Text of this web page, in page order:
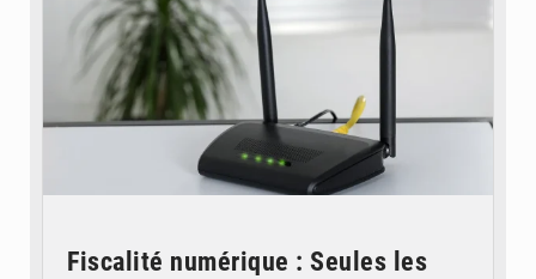
Fiscalité numérique : Seules les